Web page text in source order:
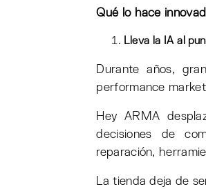
Qué lo hace
Lleva la IA al
Durante años,
performance
Hey ARMA
decisiones de
reparación,
La tienda deja de